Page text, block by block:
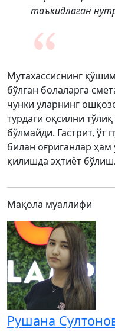
таъкидлаган
Мутахассиснинг
бўлган болаларга
чунки уларнинг
турдаги оқсилни
бўлмайди. Гастрит, ўт
билан оғриганлар
қилишда эҳтиёт
Мақола муаллифи
Рушана